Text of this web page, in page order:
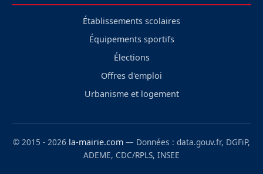
Établissements scolaires
Équipements sportifs
Élections
Offres d'emploi
Urbanisme et logement
© 2015 - 2026 la-mairie.com — Données : data.gouv.fr, DGFiP,
ADEME, CDC/RPLS, INSEE